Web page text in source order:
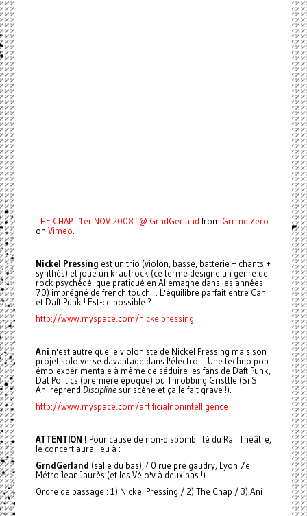
THE CHAP : 1er NOV 2008 @ GrndGerland from Grrrnd Zero
on Vimeo.
Nickel Pressing est un trio (violon, basse, batterie + chants +
synthés) et joue un krautrock (ce terme désigne un genre de
rock psychédélique pratiqué en Allemagne dans les années
70) imprégné de french touch… L'équilibre parfait entre Can
et Daft Punk ! Est-ce possible ?
http://www.myspace.com/nickelpressing
Ani n'est autre que le violoniste de Nickel Pressing mais son
projet solo verse davantage dans l'électro… Une techno pop
émo-expérimentale à même de séduire les fans de Daft Punk,
Dat Politics (première époque) ou Throbbing Gristtle (Si Si !
Ani reprend Disciplinesur scène et ça le fait grave !).
http://www.myspace.com/artificialnonintelligence
ATTENTION ! Pour cause de non-disponibilité du Rail Théâtre,
le concert aura lieu à :
GrndGerland (salle du bas), 40 rue pré gaudry, Lyon 7e.
Métro Jean Jaurès (et les Vélo'v à deux pas !).
Ordre de passage : 1) Nickel Pressing / 2) The Chap / 3) Ani